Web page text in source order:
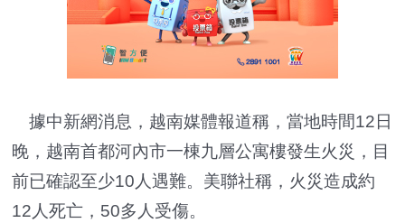
據中新網消息，越南媒體報道稱，當地時間12日
晚，越南首都河內市一棟九層公寓樓發生火災，目
前已確認至少10人遇難。美聯社稱，火災造成約
12人死亡，50多人受傷。